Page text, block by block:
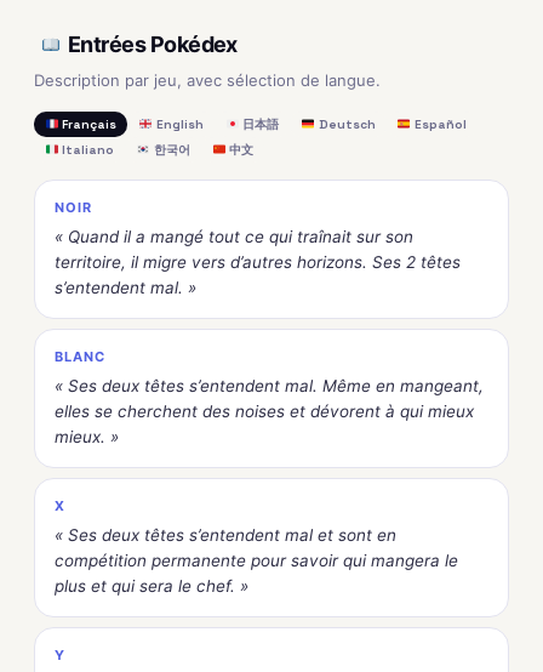
Entrées Pokédex
Description par jeu, avec sélection de langue.
Français English 日本語 Deutsch
Español
Italiano
한국어 中文
NOIR
« Quand il a mangé tout ce qui traînait sur son
territoire, il migre vers d’autres horizons. Ses 2 têtes
s’entendent mal. »
BLANC
« Ses deux têtes s’entendent mal. Même en mangeant,
elles se cherchent des noises et dévorent à qui mieux
mieux. »
X
« Ses deux têtes s’entendent mal et sont en
compétition permanente pour savoir qui mangera le
plus et qui sera le chef. »
Y